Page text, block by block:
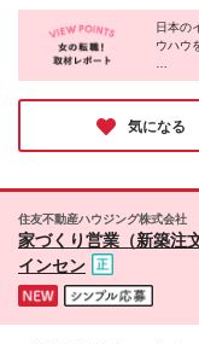
メン
まわ
たし
給20
額支
フル
ュや
活用しませんか
勤時
を、
ャリアを継
も対
日本の
ウハウ
何より
トワー
場所に
がで
「ワー
です♪
気になる
住友不動産ハウジング株式会社
家づくり営業（新築注
インセン